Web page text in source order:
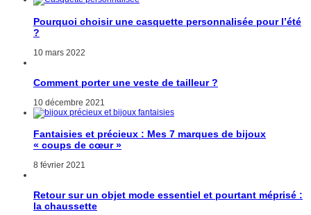
Pourquoi choisir une casquette personnalisée pour l’été
?
10 mars 2022
Comment porter une veste de tailleur ?
10 décembre 2021
Fantaisies et précieux : Mes 7 marques de bijoux
« coups de cœur »
8 février 2021
Retour sur un objet mode essentiel et pourtant méprisé :
la chaussette